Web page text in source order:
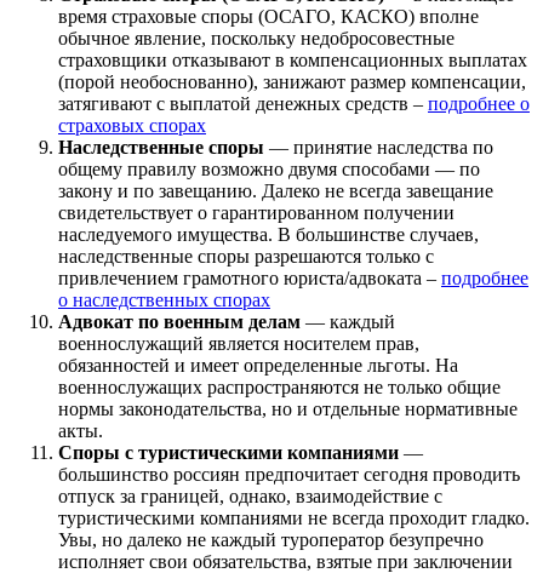
время страховые споры (ОСАГО, КАСКО) вполне
обычное явление, поскольку недобросовестные
страховщики отказывают в компенсационных выплатах
(порой необоснованно), занижают размер компенсации,
затягивают с выплатой денежных средств – подробнее о
страховых спорах
Наследственные споры — принятие наследства по
общему правилу возможно двумя способами — по
закону и по завещанию. Далеко не всегда завещание
свидетельствует о гарантированном получении
наследуемого имущества. В большинстве случаев,
наследственные споры разрешаются только с
привлечением грамотного юриста/адвоката – подробнее
о наследственных спорах
Адвокат по военным делам — каждый
военнослужащий является носителем прав,
обязанностей и имеет определенные льготы. На
военнослужащих распространяются не только общие
нормы законодательства, но и отдельные нормативные
акты.
Споры с туристическими компаниями —
большинство россиян предпочитает сегодня проводить
отпуск за границей, однако, взаимодействие с
туристическими компаниями не всегда проходит гладко.
Увы, но далеко не каждый туроператор безупречно
исполняет свои обязательства, взятые при заключении